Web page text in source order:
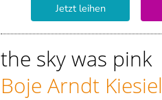
Jetzt leihen
the sky was pink
Boje Arndt Kiesiel